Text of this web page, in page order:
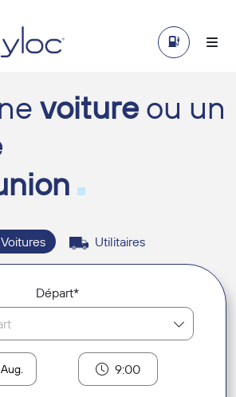
voiture ou un
Voitures Utilitaires
Départ*
9:00